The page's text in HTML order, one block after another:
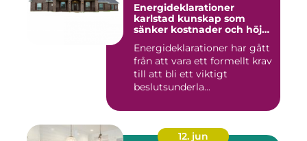
Energideklarationer
karlstad kunskap som
sänker kostnader och höjer
Energideklarationer har gått
från att vara ett formellt krav
till att bli ett viktigt
beslutsunderla...
12. jun